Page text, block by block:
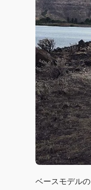
ベースモデル